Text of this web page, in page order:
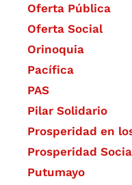
Oferta Pública
Oferta Social​​
Orinoquia
Pacífica
PAS
Pilar Solidario
Prosperidad en
Prosperidad
Putumayo